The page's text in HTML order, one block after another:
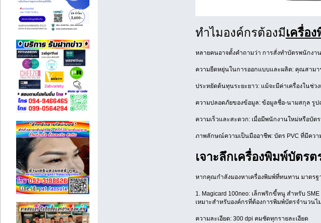
ทำไมองค์กรต้องมีเครื่อ
หลายคนอาจตั้งคำถามว่า การสั่งทำบัตรพนักงา
ความยืดหยุ่นในการออกแบบและผลิต: คุณสามา
ประหยัดต้นทุนระยะยาว: แม้จะมีค่าเครื่องในช่ว
ความปลอดภัยของข้อมูล: ข้อมูลชื่อ-นามสกุล รูป
ความเร็วและสะดวก: เมื่อมีพนักงานใหม่หรือบัต
ภาพลักษณ์ความเป็นมืออาชีพ: บัตร PVC ที่มีคว
เจาะลึกเครื่องพิมพ์บัตร
หากคุณกำลังมองหาเครื่องพิมพ์ที่ทนทาน มาตรฐ
1. Magicard 100neo: เล็กพริกขี้หนู สำหรับ SME
เหมาะสำหรับองค์กรที่ต้องการพิมพ์บัตรจำนวน
ความละเอียด: 300 dpi คมชัดทุกรายละเอียด